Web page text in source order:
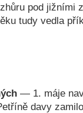
pod jižními
tudy vedla
— 1. máje
davy